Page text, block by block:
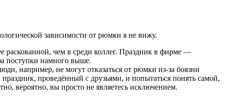
зависимости от рюмки я не вижу.
раскованной, чем в среди коллег. Праздник в фирме —
поступки намного выше.
например, не могут отказаться от рюмки из-за боязни
проведённый с друзьями, и попытаться понять самой,
вероятно, вы просто не являетесь исключением.